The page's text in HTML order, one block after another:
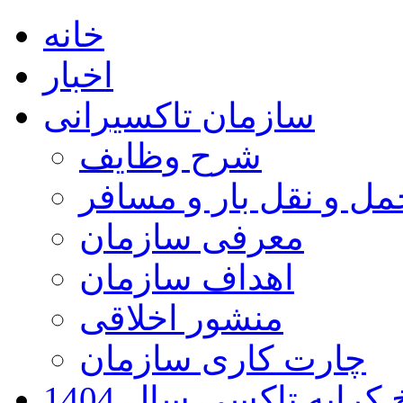
خانه
اخبار
سازمان تاکسیرانی
شرح وظایف
و نقل بار و مسافر
معرفی سازمان
اهداف سازمان
منشور اخلاقی
چارت کاری سازمان